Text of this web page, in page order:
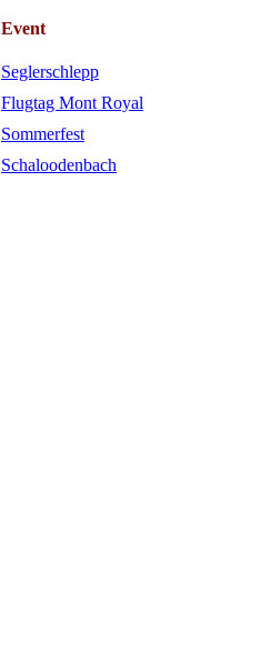
Event
Seglerschlepp
Flugtag Mont Royal
Sommerfest
Schaloodenbach